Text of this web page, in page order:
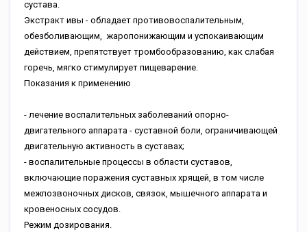
сустава.
Экстракт ивы - обладает противовоспалительным,
обезболивающим, жаропонижающим и успокаивающим
действием, препятствует тромбообразованию, как слабая
горечь, мягко стимулирует пищеварение.
Показания к применению
- лечение воспалительных заболеваний опорно-
двигательного аппарата - суставной боли, ограничивающей
двигательную активность в суставах;
- воспалительные процессы в области суставов,
включающие поражения суставных хрящей, в том числе
межпозвоночных дисков, связок, мышечного аппарата и
кровеносных сосудов.
Режим дозирования.